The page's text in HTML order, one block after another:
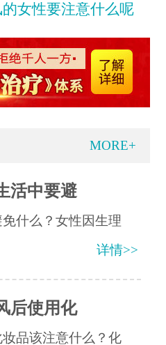
女性要注意什么呢
MORE+
活中要避
什么？女性因生理
详情>>
后使用化
品该注意什么？化